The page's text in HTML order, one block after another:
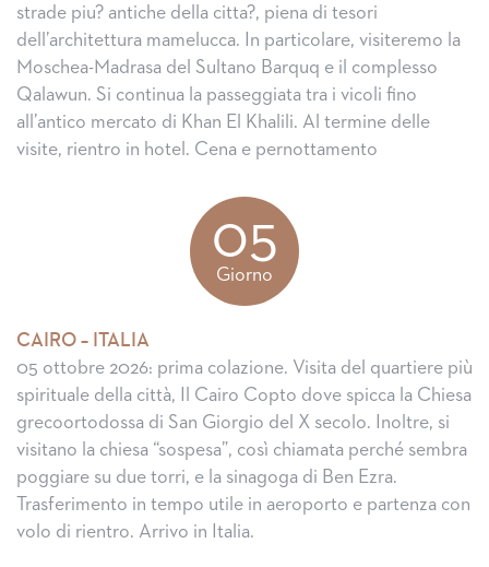
strade piu? antiche della citta?, piena di tesori
dell’architettura mamelucca. In particolare, visiteremo la
Moschea-Madrasa del Sultano Barquq e il complesso
Qalawun. Si continua la passeggiata tra i vicoli fino
all’antico mercato di Khan El Khalili. Al termine delle
visite, rientro in hotel. Cena e pernottamento
05
Giorno
CAIRO – ITALIA
05 ottobre 2026: prima colazione. Visita del quartiere più
spirituale della città, Il Cairo Copto dove spicca la Chiesa
grecoortodossa di San Giorgio del X secolo. Inoltre, si
visitano la chiesa “sospesa”, così chiamata perché sembra
poggiare su due torri, e la sinagoga di Ben Ezra.
Trasferimento in tempo utile in aeroporto e partenza con
volo di rientro. Arrivo in Italia.